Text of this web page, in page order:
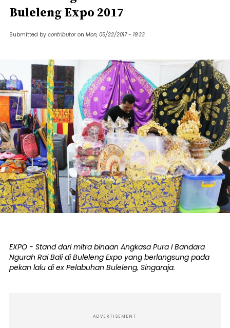
Buleleng Expo 2017
Submitted by contributor on Mon, 05/22/2017 - 19:33
EXPO - Stand dari mitra binaan Angkasa Pura I Bandara
Ngurah Rai Bali di Buleleng Expo yang berlangsung pada
pekan lalu di ex Pelabuhan Buleleng, Singaraja.
ADVERTISEMENT